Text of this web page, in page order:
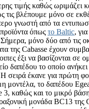
τιμής καθώς ωριμάζει
τις βλέπουμε μόνο σε
γνωστή από τα
όπως το Baltic,
μόνο δύο από τις
της Cabasse έχουν
έξι να βασίζονται σε
δαπέδου το οποίο
σειρά έκανε για πρώτη
μοντέλα, το δαπέδου
καθώς και το μικρό
μονάδα BC13